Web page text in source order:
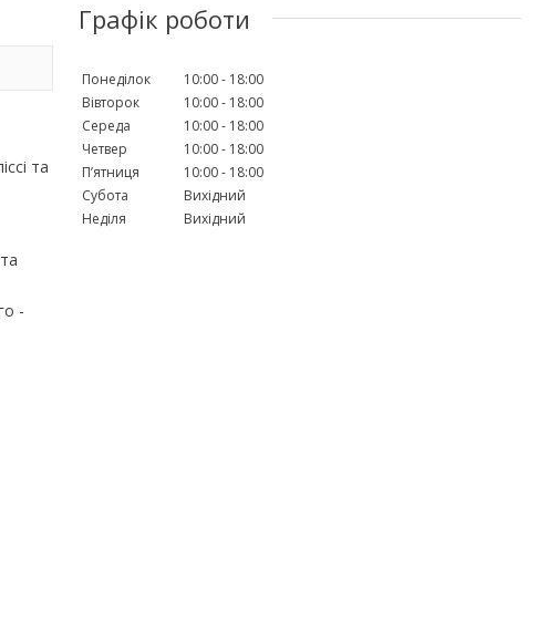
та
-
Графік роботи
Понеділок 10:00
18:00
Вівторок
10:00
18:00
Середа
10:00
18:00
Четвер
10:00
18:00
Пʼятниця
10:00
18:00
Субота
Вихідний
Неділя
Вихідний